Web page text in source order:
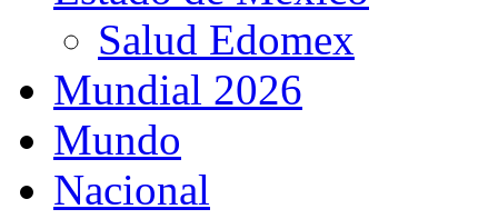
Salud Edomex
Mundial 2026
Mundo
Nacional